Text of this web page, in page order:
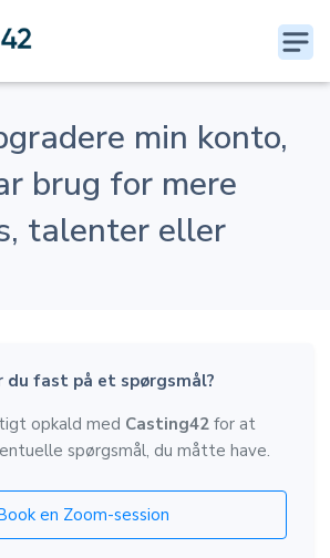
min konto,
brug for mere
talenter eller
du fast på et spørgsmål?
opkald med Casting42 for at
spørgsmål, du måtte have.
en Zoom-session